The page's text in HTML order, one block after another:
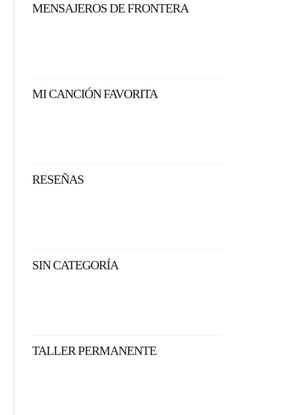
MENSAJEROS DE FRONTERA
MI CANCIÓN FAVORITA
RESEÑAS
SIN CATEGORÍA
TALLER PERMANENTE